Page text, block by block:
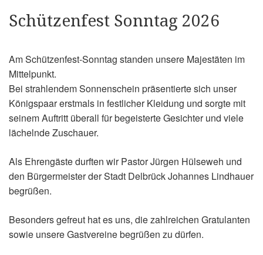
Schützenfest Sonntag 2026
Am Schützenfest-Sonntag standen unsere Majestäten im
Mittelpunkt.
Bei strahlendem Sonnenschein präsentierte sich unser
Königspaar erstmals in festlicher Kleidung und sorgte mit
seinem Auftritt überall für begeisterte Gesichter und viele
lächelnde Zuschauer.
Als Ehrengäste durften wir Pastor Jürgen Hülseweh und
den Bürgermeister der Stadt Delbrück Johannes Lindhauer
begrüßen.
Besonders gefreut hat es uns, die zahlreichen Gratulanten
sowie unsere Gastvereine begrüßen zu dürfen.